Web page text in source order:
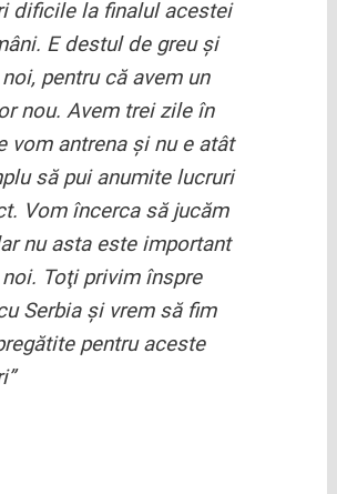
dificile la finalul acestei
E destul de greu şi
pentru că avem un
nou. Avem trei zile în
vom antrena şi nu e atât
să pui anumite lucruri
Vom încerca să jucăm
nu asta este important
Toţi privim înspre
Serbia şi vrem să fim
pentru aceste